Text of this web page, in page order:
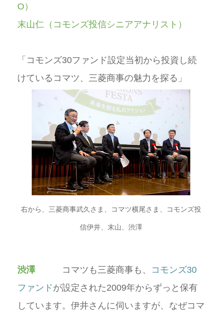
O）
末山仁（コモンズ投信シニアアナリスト）
「コモンズ30ファンド設定当初から投資し続
けているコマツ、三菱商事の魅力を探る」
右から、三菱商事武久さま、コマツ横尾さま、コモンズ投
信伊井、末山、渋澤
渋澤コマツも三菱商事も、 コモンズ30
ファンドが設定された2009年からずっと保有
しています。伊井さんに伺いますが、なぜコマ